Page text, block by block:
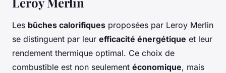
Les bûches calorifiques proposées par Leroy Merlin
se distinguent par leur efficacité énergétique et leur
rendement thermique optimal. Ce choix de
combustible est non seulement économique, mais